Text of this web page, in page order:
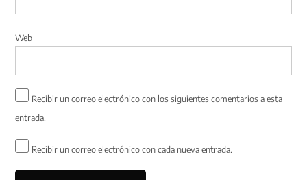
Web
Recibir un correo electrónico con los siguientes comentarios a esta
entrada.
Recibir un correo electrónico con cada nueva entrada.